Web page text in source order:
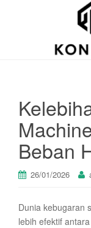
Beban
26/01/2026
Dunia kebugaran
lebih efektif